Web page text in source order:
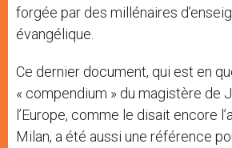
forgée par des millénaires
évangélique.
Ce dernier document, qui est en
« compendium » du magistère de
l’Europe, comme le disait encore
Milan, a été aussi une référence